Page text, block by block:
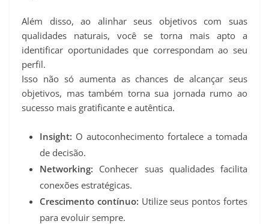
Além disso, ao alinhar seus objetivos com suas
qualidades naturais, você se torna mais apto a
identificar oportunidades que correspondam ao seu
perfil.
Isso não só aumenta as chances de alcançar seus
objetivos, mas também torna sua jornada rumo ao
sucesso mais gratificante e autêntica.
Insight: O autoconhecimento fortalece a tomada
de decisão.
Networking: Conhecer suas qualidades facilita
conexões estratégicas.
Crescimento contínuo: Utilize seus pontos fortes
para evoluir sempre.